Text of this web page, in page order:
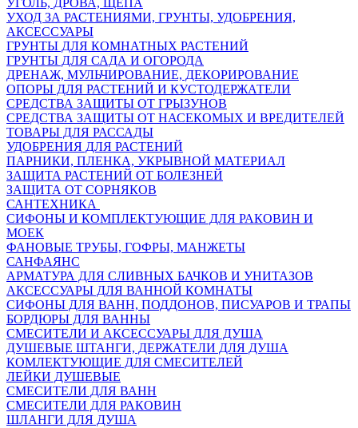
УГОЛЬ, ДРОВА, ЩЕПА
УХОД ЗА РАСТЕНИЯМИ, ГРУНТЫ, УДОБРЕНИЯ,
АКСЕССУАРЫ
ГРУНТЫ ДЛЯ КОМНАТНЫХ РАСТЕНИЙ
ГРУНТЫ ДЛЯ САДА И ОГОРОДА
ДРЕНАЖ, МУЛЬЧИРОВАНИЕ, ДЕКОРИРОВАНИЕ
ОПОРЫ ДЛЯ РАСТЕНИЙ И КУСТОДЕРЖАТЕЛИ
СРЕДСТВА ЗАЩИТЫ ОТ ГРЫЗУНОВ
СРЕДСТВА ЗАЩИТЫ ОТ НАСЕКОМЫХ И ВРЕДИТЕЛЕЙ
ТОВАРЫ ДЛЯ РАССАДЫ
УДОБРЕНИЯ ДЛЯ РАСТЕНИЙ
ПАРНИКИ, ПЛЕНКА, УКРЫВНОЙ МАТЕРИАЛ
ЗАЩИТА РАСТЕНИЙ ОТ БОЛЕЗНЕЙ
ЗАЩИТА ОТ СОРНЯКОВ
САНТЕХНИКА
СИФОНЫ И КОМПЛЕКТУЮЩИЕ ДЛЯ РАКОВИН И
МОЕК
ФАНОВЫЕ ТРУБЫ, ГОФРЫ, МАНЖЕТЫ
САНФАЯНС
АРМАТУРА ДЛЯ СЛИВНЫХ БАЧКОВ И УНИТАЗОВ
АКСЕССУАРЫ ДЛЯ ВАННОЙ КОМНАТЫ
СИФОНЫ ДЛЯ ВАНН, ПОДДОНОВ, ПИСУАРОВ И ТРАПЫ
БОРДЮРЫ ДЛЯ ВАННЫ
СМЕСИТЕЛИ И АКСЕССУАРЫ ДЛЯ ДУША
ДУШЕВЫЕ ШТАНГИ, ДЕРЖАТЕЛИ ДЛЯ ДУША
КОМЛЕКТУЮЩИЕ ДЛЯ СМЕСИТЕЛЕЙ
ЛЕЙКИ ДУШЕВЫЕ
СМЕСИТЕЛИ ДЛЯ ВАНН
СМЕСИТЕЛИ ДЛЯ РАКОВИН
ШЛАНГИ ДЛЯ ДУША